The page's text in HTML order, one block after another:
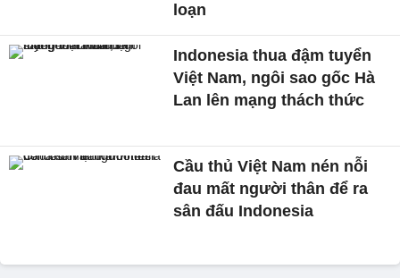
loạn
Indonesia thua đậm tuyển
Việt Nam, ngôi sao gốc Hà
Lan lên mạng thách thức
Cầu thủ Việt Nam nén nỗi
đau mất người thân để ra
sân đấu Indonesia